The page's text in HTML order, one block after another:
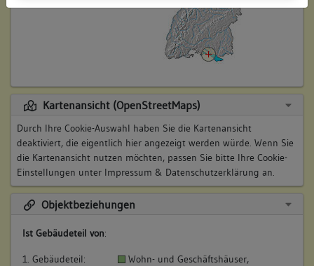
Kartenansicht (OpenStreetMaps)
Durch Ihre Cookie-Auswahl haben Sie die Kartenansicht
deaktiviert, die eigentlich hier angezeigt werden würde. Wenn Sie
die Kartenansicht nutzen möchten, passen Sie bitte Ihre Cookie-
Einstellungen unter Impressum & Datenschutzerklärung an.
Objektbeziehungen
Ist Gebäudeteil von:
1. Gebäudeteil:
Wohn- und Geschäftshäuser,